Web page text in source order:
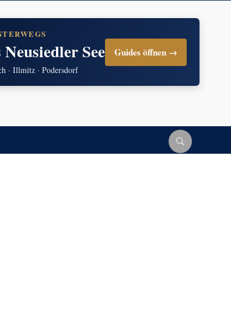
See
· Illmitz · Podersdorf
Guides öffnen →